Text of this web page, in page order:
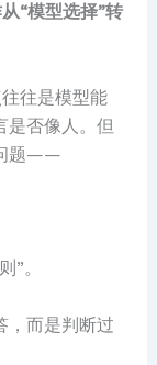
“模型选择”转
往是模型能
是否像人。但
问题——
”。
，而是判断过